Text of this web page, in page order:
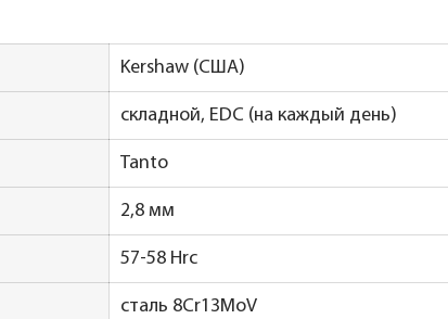
Kershaw (США)
складной, EDC (на каждый день)
Tanto
2,8 мм
57-58 Hrc
сталь 8Cr13MoV